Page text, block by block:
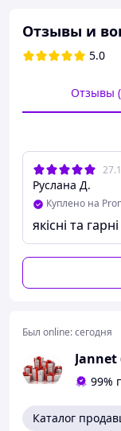
Отзывы и
5.0
Отзывы
Руслана Д.
Куплено на
якісні та гарні
Был online:сегодня
99%
Каталог